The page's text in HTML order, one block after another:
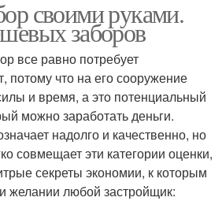
своими руками.
заборов
все равно потребует
потому что на его сооружение
и время, а это потенциальный
можно заработать деньги.
надолго и качественно, но
совмещает эти категории оценки,
секреты экономии, к которым
желании любой застройщик: